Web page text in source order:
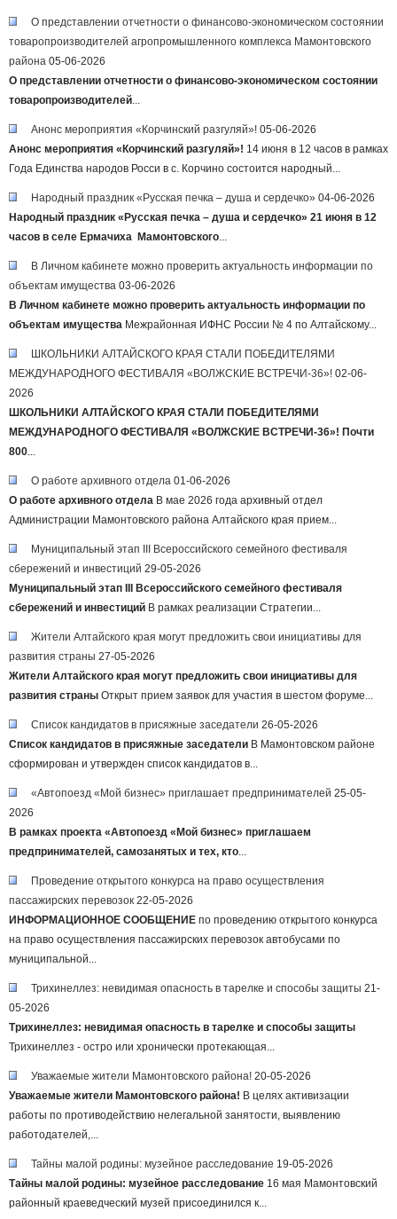
О представлении отчетности о финансово-экономическом состоянии
товаропроизводителей агропромышленного комплекса Мамонтовского
района 05-06-2026
О представлении отчетности о финансово-экономическом состоянии
товаропроизводителей...
Анонс мероприятия «Корчинский разгуляй»! 05-06-2026
Анонс мероприятия « Корчинский разгуляй»! 14 июня в 12 часов в рамках
Года Единства народов Росси в с. Корчино состоится народный...
Народный праздник «Русская печка – душа и сердечко» 04-06-2026
Народный праздник «Русская печка – душа и сердечко» 21 июня в 12
часов в селе Ермачиха Мамонтовского...
В Личном кабинете можно проверить актуальность информации по
объектам имущества 03-06-2026
В Личном кабинете можно проверить актуальность информации по
объектам имущества Межрайонная ИФНС России № 4 по Алтайскому...
ШКОЛЬНИКИ АЛТАЙСКОГО КРАЯ СТАЛИ ПОБЕДИТЕЛЯМИ
МЕЖДУНАРОДНОГО ФЕСТИВАЛЯ «ВОЛЖСКИЕ ВСТРЕЧИ-36»! 02-06-
2026
ШКОЛЬНИКИ АЛТАЙСКОГО КРАЯ СТАЛИ ПОБЕДИТЕЛЯМИ
МЕЖДУНАРОДНОГО ФЕСТИВАЛЯ «ВОЛЖСКИЕ ВСТРЕЧИ-36»! Почти
800...
О работе архивного отдела 01-06-2026
О работе архивного отдела В мае 2026 года архивный отдел
Администрации Мамонтовского района Алтайского края прием...
Муниципальный этап III Всероссийского семейного фестиваля
сбережений и инвестиций 29-05-2026
Муниципальный этап III Всероссийского семейного фестиваля
сбережений и инвестиций В рамках реализации Стратегии...
Жители Алтайского края могут предложить свои инициативы для
развития страны 27-05-2026
Жители Алтайского края могут предложить свои инициативы для
развития страны Открыт прием заявок для участия в шестом форуме...
Список кандидатов в присяжные заседатели 26-05-2026
Список кандидатов в присяжные заседатели В Мамонтовском районе
сформирован и утвержден список кандидатов в...
«Автопоезд «Мой бизнес» приглашает предпринимателей 25-05-
2026
В рамках проекта «Автопоезд «Мой бизнес» приглашаем
предпринимателей, самозанятых и тех, кто...
Проведение открытого конкурса на право осуществления
пассажирских перевозок 22-05-2026
ИНФОРМАЦИОННОЕ СООБЩЕНИЕ по проведению открытого конкурса
на право осуществления пассажирских перевозок автобусами по
муниципальной...
Трихинеллез: невидимая опасность в тарелке и способы защиты 21-
05-2026
Трихинеллез: невидимая опасность в тарелке и способы защиты
Трихинеллез - остро или хронически протекающая...
Уважаемые жители Мамонтовского района! 20-05-2026
Уважаемые жители Мамонтовского района! В целях активизации
работы по противодействию нелегальной занятости, выявлению
работодателей,...
Тайны малой родины: музейное расследование 19-05-2026
Тайны малой родины: музейное расследование 16 мая Мамонтовский
районный краеведческий музей присоединился к...